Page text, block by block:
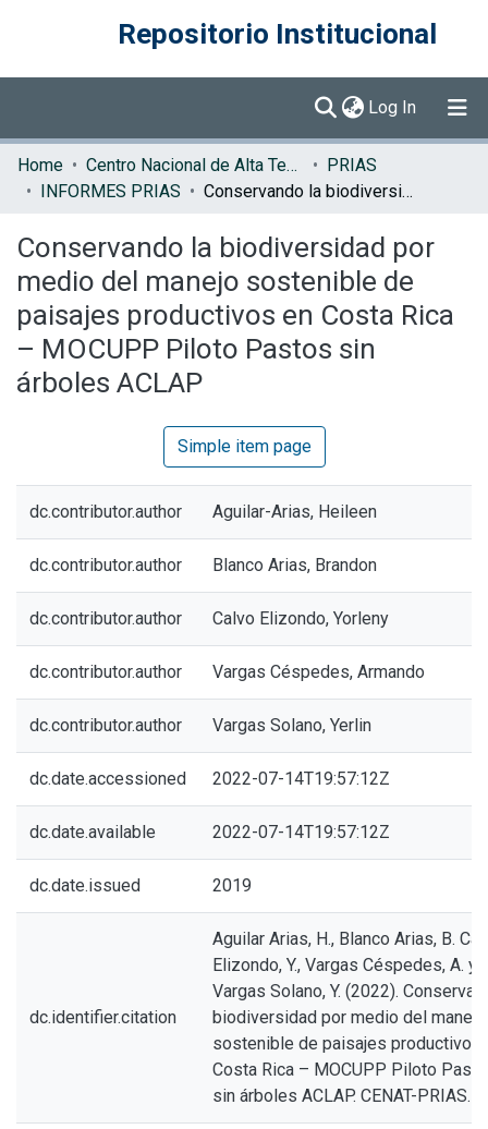
Repositorio Institucional
Log In (current)
Communities & Collections
Browse DSpace
Statistics
Home Centro Nacional de Alta Tecnología (CENAT)
PRIAS
INFORMES PRIAS
Conservando la biodiversidad por medio del manejo sostenible de paisajes productivos en Costa Rica – MOCUPP Piloto Pastos sin árboles ACLAP
Conservando la biodiversidad por
medio del manejo sostenible de
paisajes productivos en Costa Rica
– MOCUPP Piloto Pastos sin
árboles ACLAP
Simple item page
dc.contributor.author Aguilar-Arias, Heileen
dc.contributor.author Blanco Arias, Brandon
dc.contributor.author Calvo Elizondo, Yorleny
dc.contributor.author Vargas Céspedes, Armando
dc.contributor.author Vargas Solano, Yerlin
dc.date.accessioned 2022-07-14T19:57:12Z
dc.date.available 2022-07-14T19:57:12Z
dc.date.issued 2019
dc.identifier.citation
Aguilar Arias, H., Blanco Arias, B.
Elizondo, Y., Vargas Céspedes, A. y
Vargas Solano, Y. (2022).
biodiversidad por medio del manejo
sostenible de paisajes productivos
Costa Rica – MOCUPP Piloto
sin árboles ACLAP. CENAT-PRIAS.